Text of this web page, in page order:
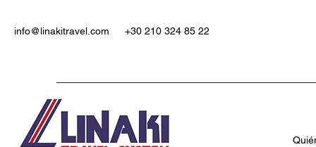
info@linakitravel.com +30 210 324 85 22